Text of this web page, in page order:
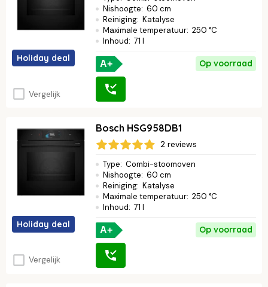
Holiday deal
Vergelijk
Nishoogte: 60 cm
Reiniging: Katalyse
Maximale temperatuur: 250 °C
Inhoud: 71 l
A+ Op voorraad
Holiday deal
Vergelijk
Bosch HSG958DB1
2 reviews
Type: Combi-stoomoven
Nishoogte: 60 cm
Reiniging: Katalyse
Maximale temperatuur: 250 °C
Inhoud: 71 l
A+ Op voorraad